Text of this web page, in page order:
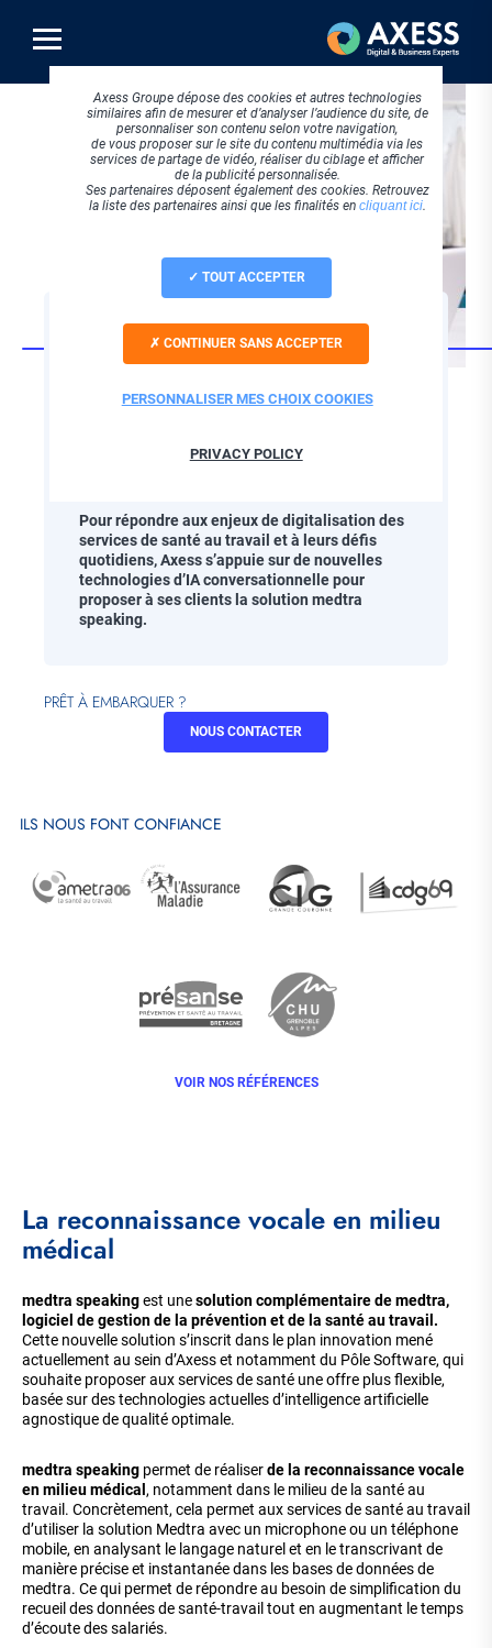
contenu
principal
SOFTWARE
medtra speaking :
reconnaissance
vocale en santé au
Pour répondre aux enjeux de digitalisation des
services de santé au travail et à leurs défis
quotidiens, Axess s’appuie sur de nouvelles
technologies d’IA conversationnelle pour
proposer à ses clients la solution medtra
speaking.
PRÊT À EMBARQUER ?
NOUS CONTACTER
ILS NOUS FONT CONFIANCE
VOIR NOS RÉFÉRENCES
La reconnaissance vocale en milieu
médical
medtra speakingest unesolution complémentaire de medtra,
logiciel de gestion de la prévention et de la santé au travail.
Cette nouvelle solution s’inscrit dans le plan innovation mené
actuellement au sein d’Axess et notamment du Pôle Software, qui
souhaite proposer aux services de santé une offre plus flexible,
basée sur des technologies actuelles d’intelligence artificielle
agnostique de qualité optimale.
medtra speaking permet de réaliserde la reconnaissance vocale
en milieu médical , notamment dans le milieu de la santé au
travail. Concrètement, cela permet aux services de santé au travail
d’utiliser la solution Medtra avec un microphone ou un téléphone
mobile, en analysant le langage naturel et en le transcrivant de
manière précise et instantanée dans les bases de données de
medtra. Ce qui permet de répondre au besoin de simplification du
recueil des données de santé-travail tout en augmentant le temps
d’écoute des salariés.
Axess Groupe dépose des cookies et autres technologies
similaires afin de mesurer et d’analyser l’audience du site, de
personnaliser son contenu selon votre navigation,
de vous proposer sur le site du contenu multimédia via les
services de partage de vidéo, réaliser du ciblage et afficher
de la publicité personnalisée.
Ses partenaires déposent également des cookies. Retrouvez
la liste des partenaires ainsi que les finalités en cliquant ici.
TOUT ACCEPTER
CONTINUER SANS ACCEPTER
PERSONNALISER MES CHOIX COOKIES
PRIVACY POLICY